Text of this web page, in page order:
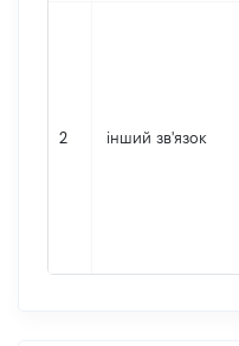
2 інший зв'язок